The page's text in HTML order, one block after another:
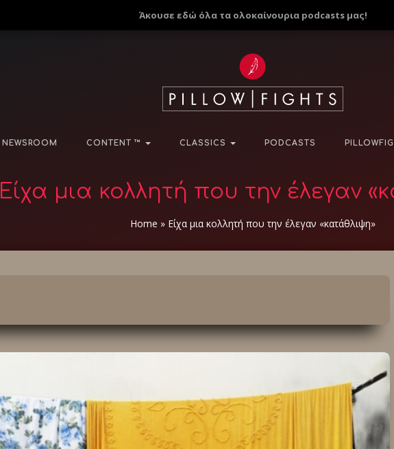
Άκουσε εδώ όλα τα ολοκαίνουρια podcasts μας!
NEWSROOM CONTENT ™ CLASSICS PODCASTS
Είχα μια κολλητή που την έλεγαν
Home » Είχα μια κολλητή που την έλεγαν «κατάθλιψη»